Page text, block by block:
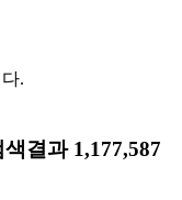
.
색결과 1,177,587